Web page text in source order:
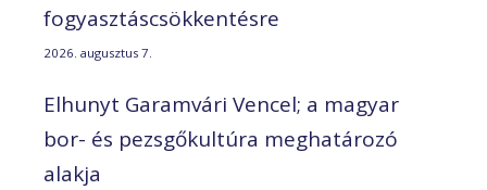
fogyasztáscsökkentésre
2026. augusztus 7.
Elhunyt Garamvári Vencel; a magyar
bor- és pezsgőkultúra meghatározó
alakja